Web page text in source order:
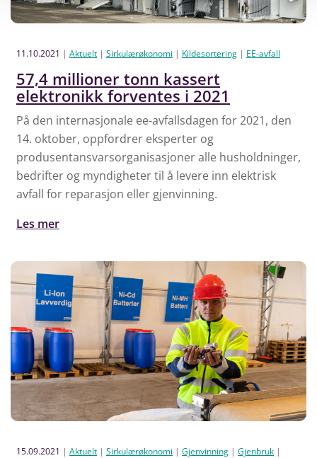
11.10.2021 | Aktuelt | Sirkulærøkonomi | Kildesortering | EE-avfall
57,4 millioner tonn kassert
elektronikk forventes i 2021
På den internasjonale ee-avfallsdagen for 2021, den
14. oktober, oppfordrer eksperter og
produsentansvarsorganisasjoner alle husholdninger,
bedrifter og myndigheter til å levere inn elektrisk
avfall for reparasjon eller gjenvinning.
Les mer
15.09.2021 | Aktuelt | Sirkulærøkonomi | Gjenvinning | Gjenbruk |